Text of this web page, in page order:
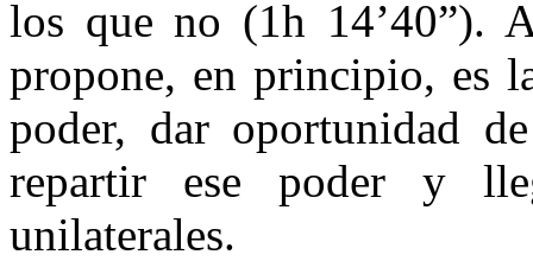
los que no (1h 14’40”).
propone, en principio, es
poder, dar oportunidad
repartir ese poder y
unilaterales.